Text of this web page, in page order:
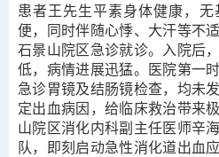
患者王先生平素身体健康，
便，同时伴随心悸、大汗等不
石景山院区急诊就诊。入院后
低，病情进展迅猛。医院第一
急诊胃镜及结肠镜检查，均未
定出血病因，给临床救治带来
山院区消化内科副主任医师辛
队，即刻启动急性消化道出血